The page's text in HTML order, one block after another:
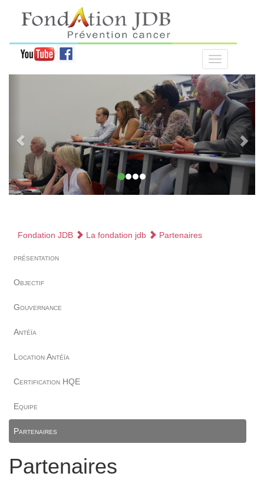
Fondation JDB La fondation jdb Partenaires
présentation
Objectif
Gouvernance
Antéïa
Location Antéïa
Certification HQE
Equipe
Partenaires
Partenaires